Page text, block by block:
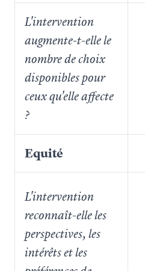
L'intervention
augmente-t-elle le
nombre de choix
disponibles pour
ceux qu'elle affecte
?
Equité
L'intervention
reconnaît-elle les
perspectives, les
intérêts et les